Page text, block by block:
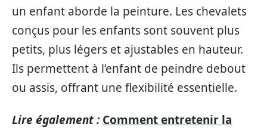
un enfant aborde la peinture. Les chevalets
conçus pour les enfants sont souvent plus
petits, plus légers et ajustables en hauteur.
Ils permettent à l’enfant de peindre debout
ou assis, offrant une flexibilité essentielle.
Lire également : Comment entretenir la